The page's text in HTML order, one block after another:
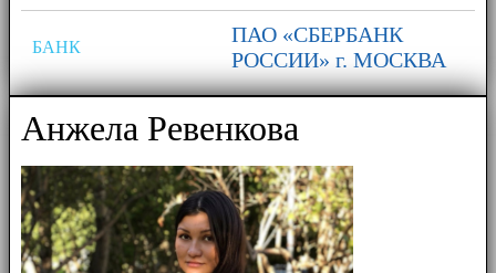
БАНК
ПАО «СБЕРБАНК
РОССИИ» г. МОСКВА
Анжела Ревенкова